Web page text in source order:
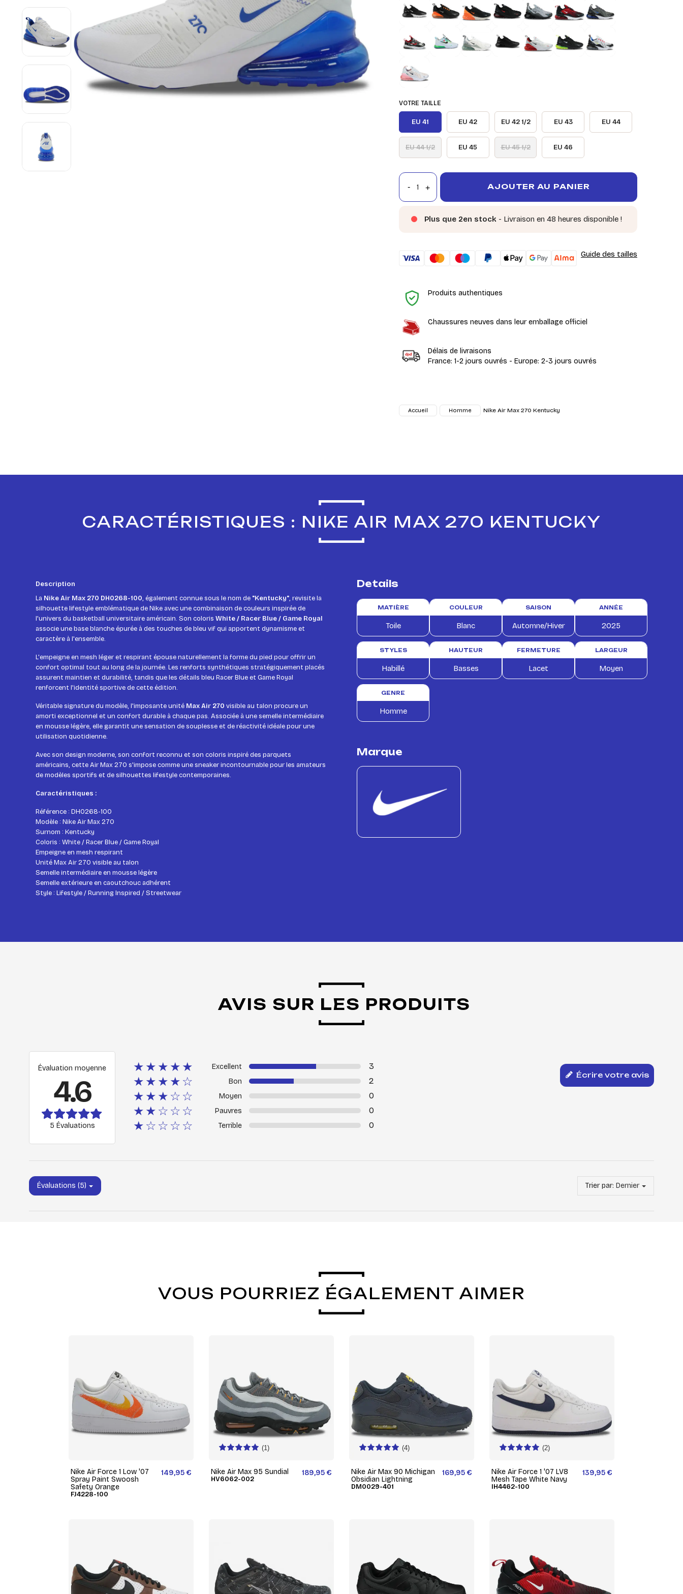
VOTRE TAILLE
EU 41 EU 42 EU 42 1/2 EU 43 EU 44
EU 44 1/2 EU 45 EU 45 1/2 EU 46
AJOUTER AU PANIER
Plus que 2en stock - Livraison en 48 heures disponible !
Guide des tailles
Produits authentiques
Chaussures neuves dans leur emballage officiel
Délais de livraisons
France: 1-2 jours ouvrés - Europe: 2-3 jours ouvrés
Accueil Homme Nike Air Max 270 Kentucky
CARACTÉRISTIQUES : NIKE AIR MAX 270 KENTUCKY
Description
La Nike Air Max 270 DH0268-100, également connue sous le nom de "Kentucky", revisite la
silhouette lifestyle emblématique de Nike avec une combinaison de couleurs inspirée de
l'univers du basketball universitaire américain. Son coloris White / Racer Blue / Game Royal
associe une base blanche épurée à des touches de bleu vif qui apportent dynamisme et
caractère à l'ensemble.
L'empeigne en mesh léger et respirant épouse naturellement la forme du pied pour offrir un
confort optimal tout au long de la journée. Les renforts synthétiques stratégiquement placés
assurent maintien et durabilité, tandis que les détails bleu Racer Blue et Game Royal
renforcent l'identité sportive de cette édition.
Véritable signature du modèle, l'imposante unité Max Air 270 visible au talon procure un
amorti exceptionnel et un confort durable à chaque pas. Associée à une semelle intermédiaire
en mousse légère, elle garantit une sensation de souplesse et de réactivité idéale pour une
utilisation quotidienne.
Avec son design moderne, son confort reconnu et son coloris inspiré des parquets
américains, cette Air Max 270 s'impose comme une sneaker incontournable pour les amateurs
de modèles sportifs et de silhouettes lifestyle contemporaines.
Caractéristiques :
Référence : DH0268-100
Modèle : Nike Air Max 270
Surnom : Kentucky
Coloris : White / Racer Blue / Game Royal
Empeigne en mesh respirant
Unité Max Air 270 visible au talon
Semelle intermédiaire en mousse légère
Semelle extérieure en caoutchouc adhérent
Style : Lifestyle / Running Inspired / Streetwear
Details
MATIÈRE
Toile
COULEUR
Blanc
SAISON
Automne/Hiver
ANNÉE
2025
STYLES
Habillé
HAUTEUR
Basses
FERMETURE
Lacet
LARGEUR
Moyen
GENRE
Homme
Marque
AVIS SUR LES PRODUITS
Évaluation moyenne
4.6
5 Évaluations
★★★★★ Excellent 3
★★★★☆ Bon 2
★★★☆☆ Moyen 0
★★☆☆☆ Pauvres 0
★☆☆☆☆ Terrible 0
Écrire votre avis
Évaluations (5) Trier par: Dernier
VOUS POURRIEZ ÉGALEMENT AIMER
Nike Air Force 1 Low '07
Spray Paint Swoosh
Safety Orange
FJ4228-100
149,95 €
(1)
Nike Air Max 95 Sundial
HV6062-002
189,95 €
(4)
Nike Air Max 90 Michigan
Obsidian Lightning
DM0029-401
169,95 €
(2)
Nike Air Force 1 '07 LV8
Mesh Tape White Navy
IH4462-100
139,95 €